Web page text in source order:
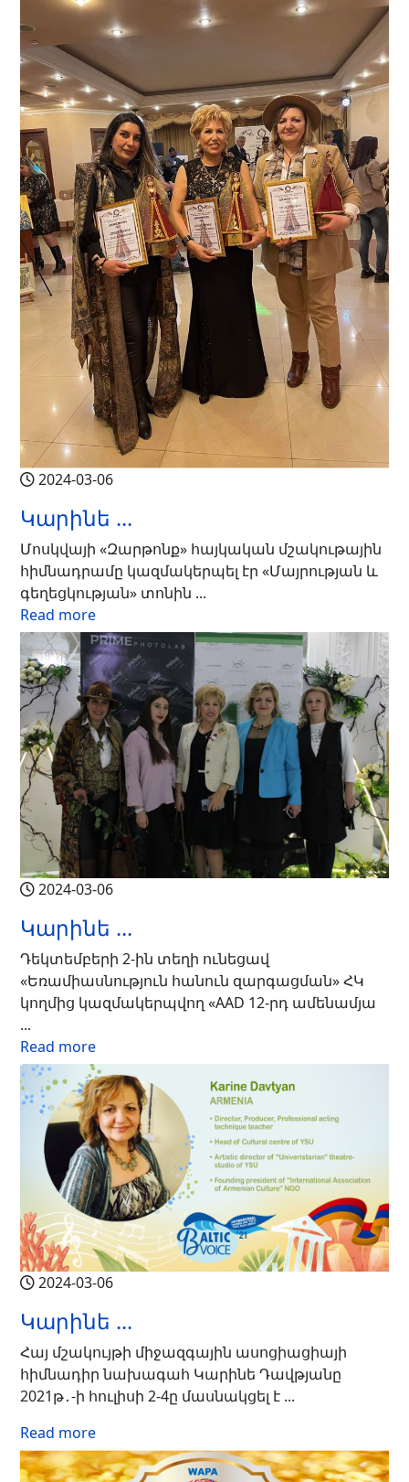
2024-03-06
Կարինե ...
Մոսկվայի «Զարթոնք» հայկական մշակութային
հիմնադրամը կազմակերպել էր «Մայրության և
գեղեցկության» տոնին ...
Read more
2024-03-06
Կարինե ...
Դեկտեմբերի 2-ին տեղի ունեցավ
«Եռամիասնություն հանուն զարգացման» ՀԿ
կողմից կազմակերպվող «AAD 12-րդ ամենամյա
...
Read more
2024-03-06
Կարինե ...
Հայ մշակույթի միջազգային ասոցիացիայի
հիմնադիր նախագահ Կարինե Դավթյանը
2021թ․-ի հուլիսի 2-4ը մասնակցել է ...
Read more